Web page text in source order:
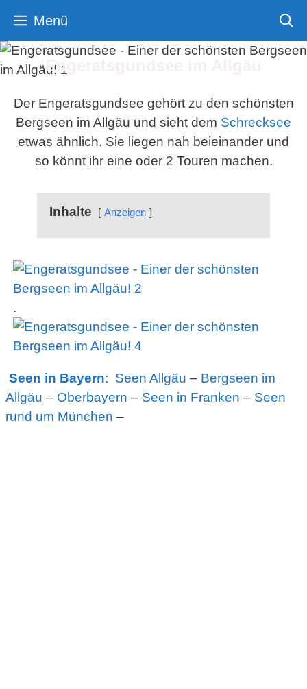
Inhalt
springen
Menü
Engeratsgundsee im Allgäu
Der Engeratsgundsee gehört zu den schönsten
Bergseen im Allgäu und sieht dem Schrecksee
etwas ähnlich. Sie liegen nah beieinander und
so könnt ihr eine oder 2 Touren machen.
Inhalte Anzeigen
.
Seen in Bayern: Seen Allgäu – Bergseen im
Allgäu – Oberbayern – Seen in Franken – Seen
rund um München –